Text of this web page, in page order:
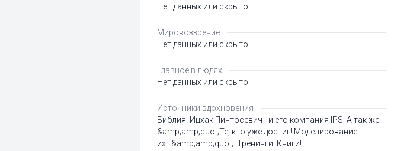
Нет данных или скрыто
Мировоззрение
Нет данных или скрыто
Главное в людях
Нет данных или скрыто
Источники вдохновения
Библия. Ицхак Пинтосевич - и его компания IPS. А так же
&amp;amp;quot;Те, кто уже достиг! Моделирование
их...&amp;amp;quot;. Тренинги! Книги!